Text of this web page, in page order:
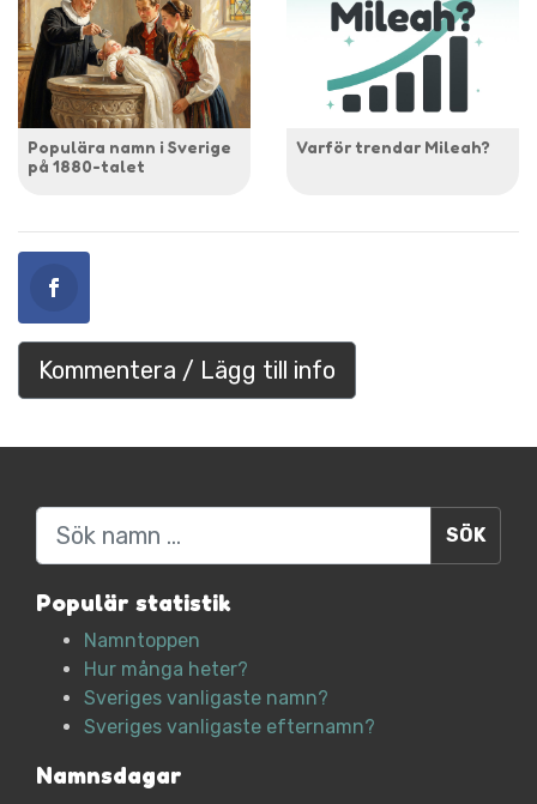
Populära namn i Sverige
på 1880-talet
Varför trendar Mileah?
Kommentera / Lägg till info
Sök
Populär statistik
Namntoppen
Hur många heter?
Sveriges vanligaste namn?
Sveriges vanligaste efternamn?
Namnsdagar